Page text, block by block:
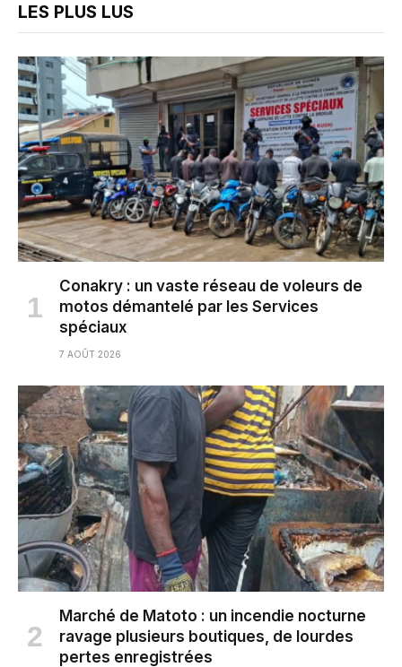
LES PLUS LUS
Conakry : un vaste réseau de voleurs de
motos démantelé par les Services
spéciaux
7 AOÛT 2026
Marché de Matoto : un incendie nocturne
ravage plusieurs boutiques, de lourdes
pertes enregistrées